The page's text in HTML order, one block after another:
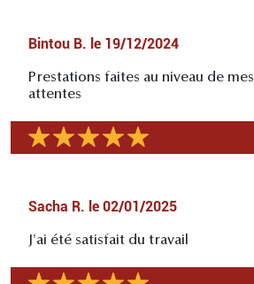
Bintou B. le 19/12/2024
Prestations faites au niveau de mes
attentes
Sacha R. le 02/01/2025
J'ai été satisfait du travail